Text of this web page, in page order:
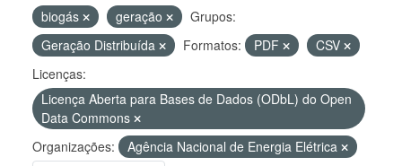
biogás
geração
Grupos:
Geração Distribuída
Formatos: PDF
CSV
Licenças:
Licença Aberta para Bases de Dados (ODbL) do Open
Data Commons
Organizações:
Agência Nacional de Energia Elétrica